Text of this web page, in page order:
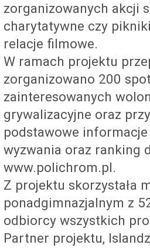
zorganizowanych akcji
charytatywne czy
relacje filmowe.
W ramach projektu
zorganizowano 200
zainteresowanych
grywalizacyjne oraz
podstawowe informacje
wyzwania oraz ranking
www.polichrom.pl.
Z projektu skorzystała
ponadgimnazjalnym z
odbiorcy wszystkich
Partner projektu,